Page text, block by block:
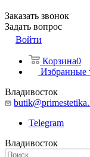
Заказать звонок
Задать вопрос
Войти
Корзина0
Избранные
Владивосток
Telegram
Владивосток